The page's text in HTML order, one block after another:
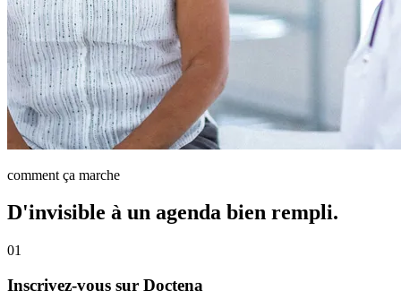
comment ça marche
D'invisible à un agenda bien rempli.
01
Inscrivez-vous sur Doctena